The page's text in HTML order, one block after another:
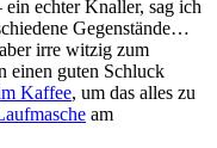
ein echter Knaller, sag ich
Gegenstände…
irre witzig zum
einen guten Schluck
Kaffee, um das alles zu
am